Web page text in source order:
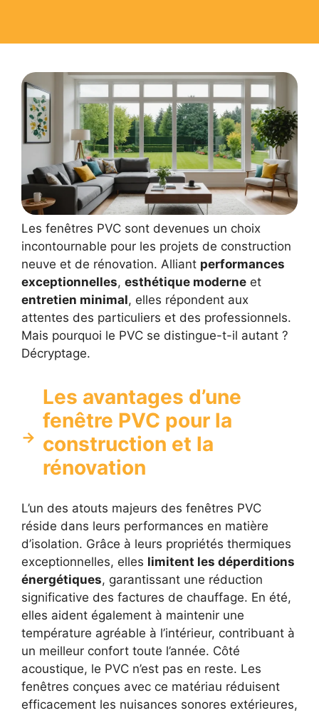
Les fenêtres PVC sont devenues un choix
incontournable pour les projets de construction
neuve et de rénovation. Alliant performances
exceptionnelles, esthétique moderne et
entretien minimal, elles répondent aux
attentes des particuliers et des professionnels.
Mais pourquoi le PVC se distingue-t-il autant ?
Décryptage.
Les avantages d’une
fenêtre PVC pour la
construction et la
rénovation
L’un des atouts majeurs des fenêtres PVC
réside dans leurs performances en matière
d’isolation. Grâce à leurs propriétés thermiques
exceptionnelles, elles limitent les déperditions
énergétiques, garantissant une réduction
significative des factures de chauffage. En été,
elles aident également à maintenir une
température agréable à l’intérieur, contribuant à
un meilleur confort toute l’année. Côté
acoustique, le PVC n’est pas en reste. Les
fenêtres conçues avec ce matériau réduisent
efficacement les nuisances sonores extérieures,